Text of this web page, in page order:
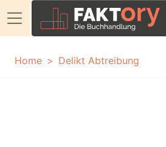
Home
Delikt Abtreibung